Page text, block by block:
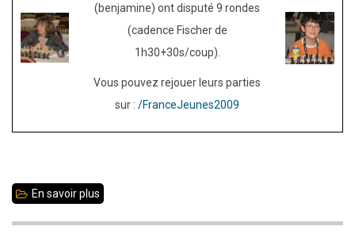
-
résultats
(benjamine) ont disputé 9 rondes
(cadence Fischer de
1h30+30s/coup).
Vous pouvez rejouer leurs parties
sur : /FranceJeunes2009
En savoir plus